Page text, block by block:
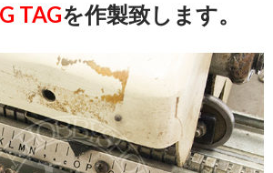
TAGを作製致します。